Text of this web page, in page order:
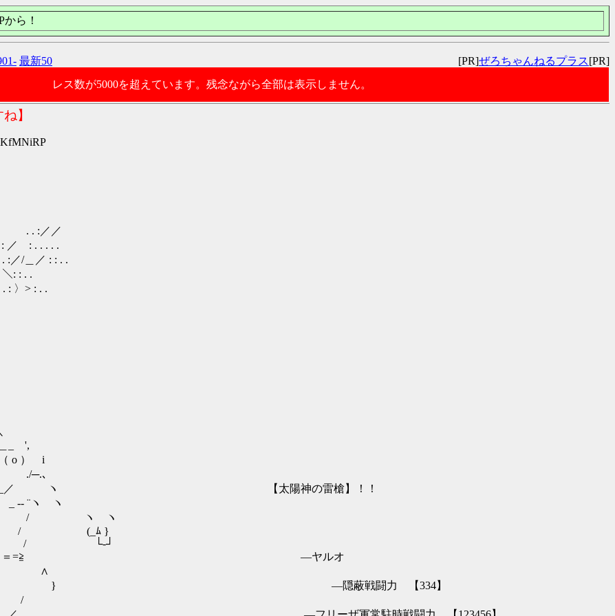
ら！
最新50 [PR]ぜろちゃんねるプラス[PR]
レス数が5000を超えています。残念ながら全部は表示しません。
】
. .
. .
. .
: . .
',
） i
─.､
ヽ 【太陽神の雷槍】！！
ヽ
}
―ヤルオ
闘力 【334】
/